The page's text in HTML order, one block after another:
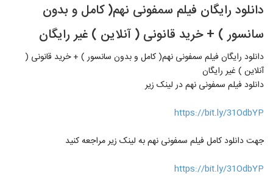
دانلود رایگان فیلم سمفونی نهم( کامل و بدون
سانسور ) + خرید قانونی ( آنلاین ) غیر رایگان
دانلود رایگان فیلم سمفونی نهم( کامل و بدون سانسور ) + خرید قانونی (
آنلاین ) غیر رایگان
دانلود فیلم سمفونی نهم در لینک زیر
https://bit.ly/31OdbYP
جهت دانلود کامل فیلم سمفونی نهم به لینک زیر مراجعه کنید
https://bit.ly/31OdbYP